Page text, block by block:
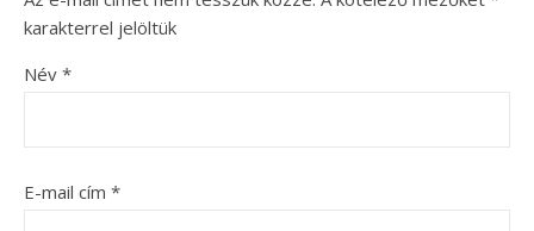
karakterrel jelöltük
Név *
E-mail cím *